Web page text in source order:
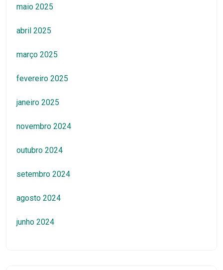
maio 2025
abril 2025
março 2025
fevereiro 2025
janeiro 2025
novembro 2024
outubro 2024
setembro 2024
agosto 2024
junho 2024